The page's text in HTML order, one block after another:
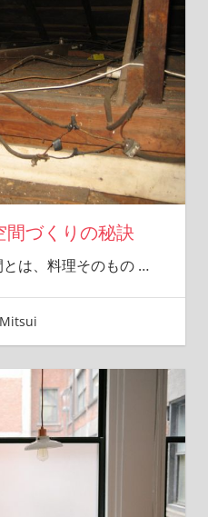
間づくりの秘訣
は、料理そのもの …
Mitsui